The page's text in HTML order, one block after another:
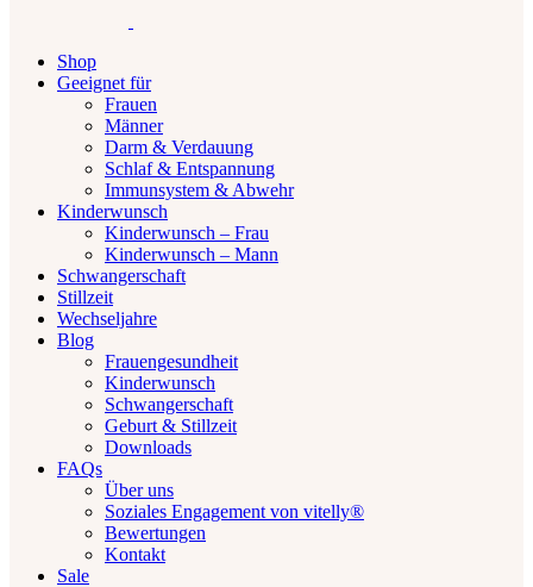
Shop
Geeignet für
Frauen
Männer
Darm & Verdauung
Schlaf & Entspannung
Immunsystem & Abwehr
Kinderwunsch
Kinderwunsch – Frau
Kinderwunsch – Mann
Schwangerschaft
Stillzeit
Wechseljahre
Blog
Frauengesundheit
Kinderwunsch
Schwangerschaft
Geburt & Stillzeit
Downloads
FAQs
Über uns
Soziales Engagement von vitelly®
Bewertungen
Kontakt
Sale